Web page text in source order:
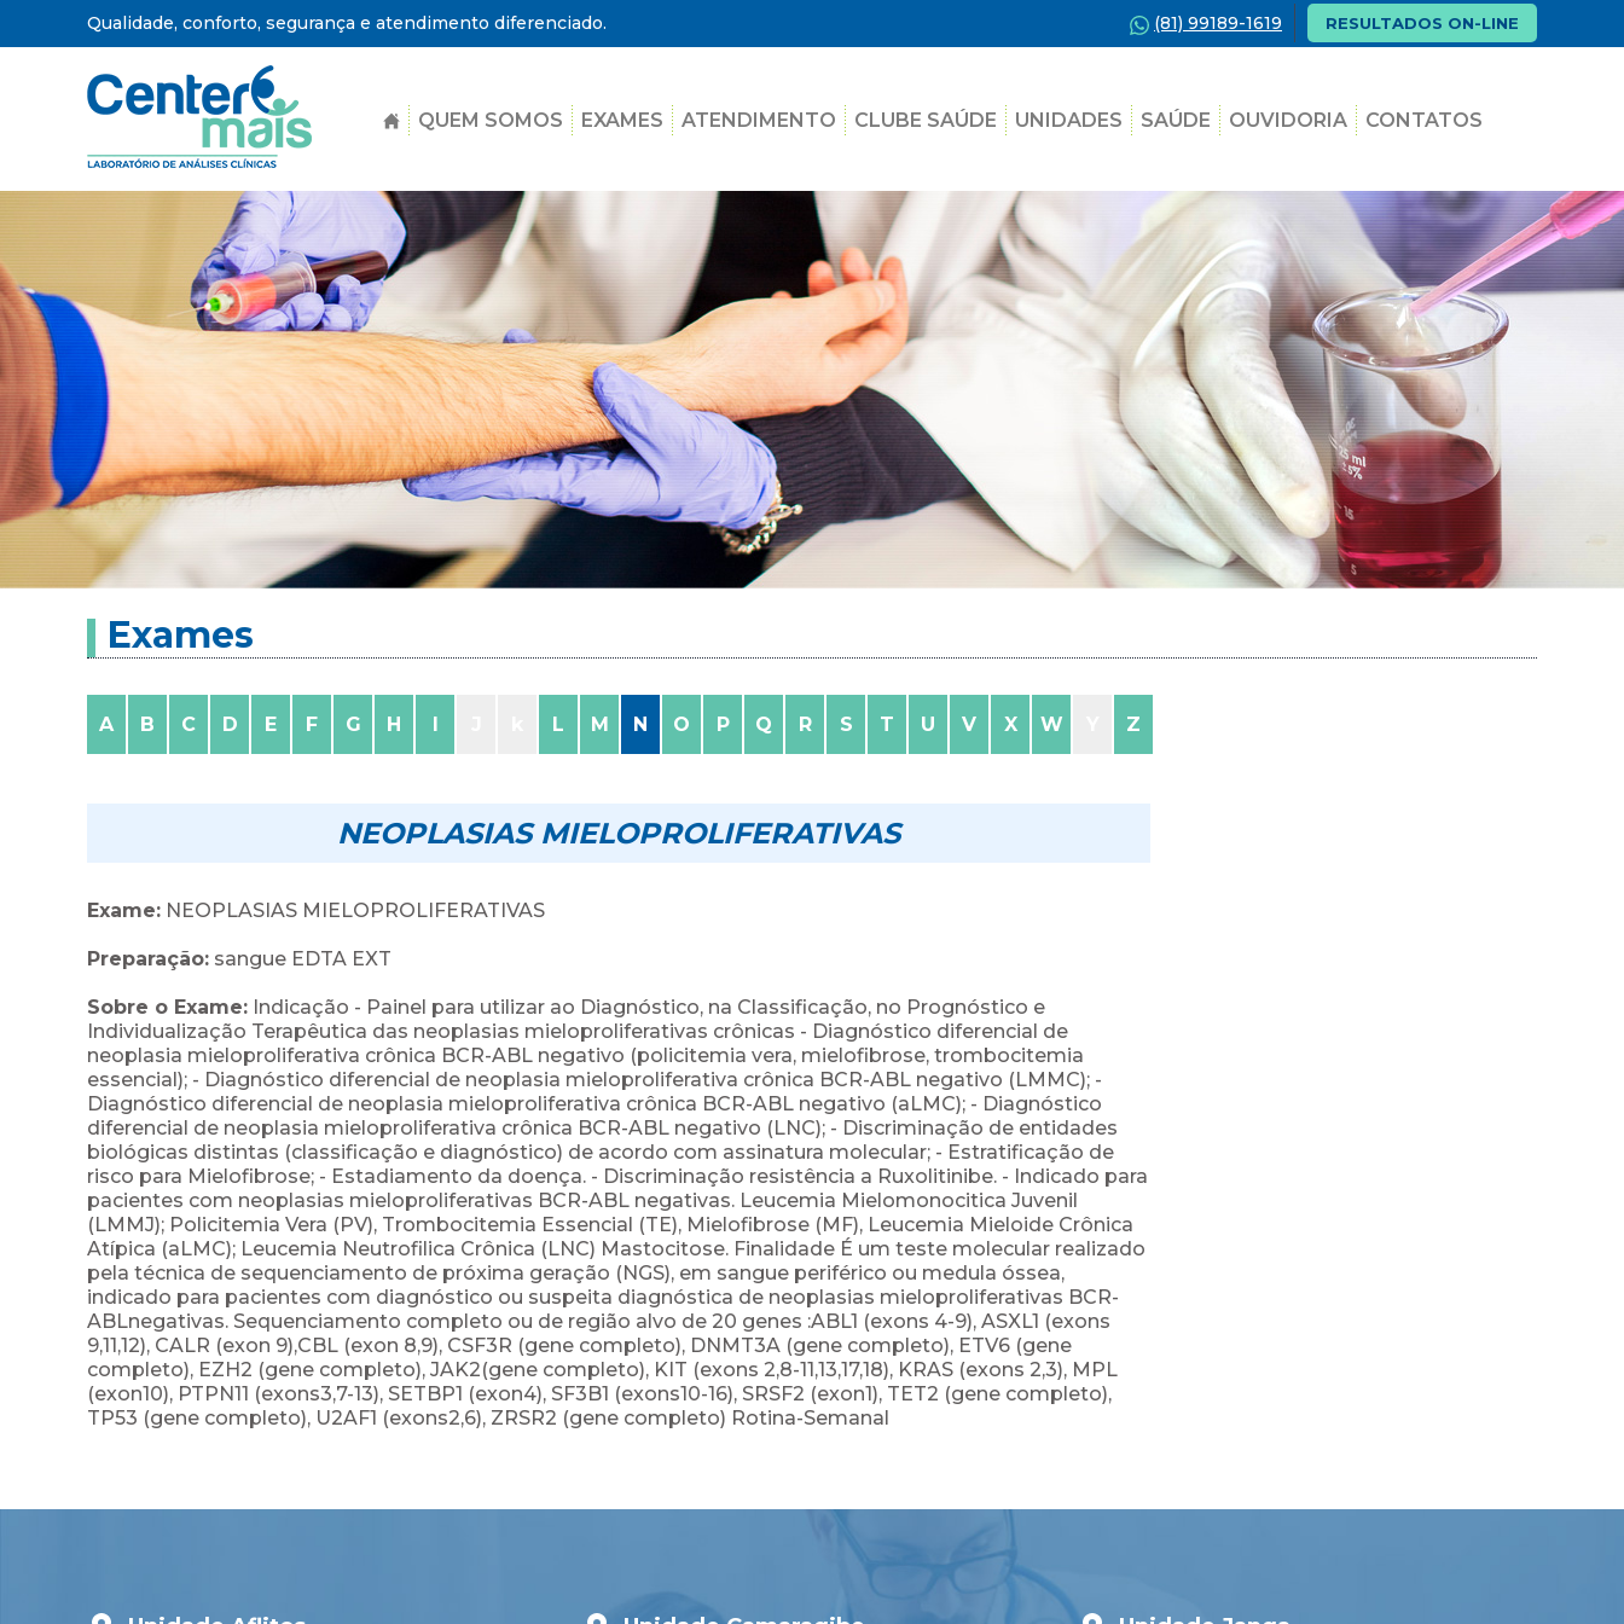
Qualidade, conforto, segurança e atendimento diferenciado. (81) 99189-1619 RESULTADOS ON-LINE
Clínicas
QUEM SOMOS EXAMES ATENDIMENTO CLUBE SAÚDE UNIDADES SAÚDE OUVIDORIA CONTATOS
Exames
A B C D E F G H I L M N O P Q R S T U V X W Z
NEOPLASIAS MIELOPROLIFERATIVAS
Exame: NEOPLASIAS MIELOPROLIFERATIVAS
Preparação: sangue EDTA EXT
Sobre o Exame: Indicação - Painel para utilizar ao Diagnóstico, na Classificação, no Prognóstico e
Individualização Terapêutica das neoplasias mieloproliferativas crônicas - Diagnóstico diferencial de
neoplasia mieloproliferativa crônica BCR-ABL negativo (policitemia vera, mielofibrose, trombocitemia
essencial); - Diagnóstico diferencial de neoplasia mieloproliferativa crônica BCR-ABL negativo (LMMC); -
Diagnóstico diferencial de neoplasia mieloproliferativa crônica BCR-ABL negativo (aLMC); - Diagnóstico
diferencial de neoplasia mieloproliferativa crônica BCR-ABL negativo (LNC); - Discriminação de entidades
biológicas distintas (classificação e diagnóstico) de acordo com assinatura molecular; - Estratificação de
risco para Mielofibrose; - Estadiamento da doença. - Discriminação resistência a Ruxolitinibe. - Indicado para
pacientes com neoplasias mieloproliferativas BCR-ABL negativas. Leucemia Mielomonocitica Juvenil
(LMMJ); Policitemia Vera (PV), Trombocitemia Essencial (TE), Mielofibrose (MF), Leucemia Mieloide Crônica
Atípica (aLMC); Leucemia Neutrofilica Crônica (LNC) Mastocitose. Finalidade É um teste molecular realizado
pela técnica de sequenciamento de próxima geração (NGS), em sangue periférico ou medula óssea,
indicado para pacientes com diagnóstico ou suspeita diagnóstica de neoplasias mieloproliferativas BCR-
ABLnegativas. Sequenciamento completo ou de região alvo de 20 genes :ABL1 (exons 4-9), ASXL1 (exons
9,11,12), CALR (exon 9),CBL (exon 8,9), CSF3R (gene completo), DNMT3A (gene completo), ETV6 (gene
completo), EZH2 (gene completo), JAK2(gene completo), KIT (exons 2,8-11,13,17,18), KRAS (exons 2,3), MPL
(exon10), PTPN11 (exons3,7-13), SETBP1 (exon4), SF3B1 (exons10-16), SRSF2 (exon1), TET2 (gene completo),
TP53 (gene completo), U2AF1 (exons2,6), ZRSR2 (gene completo) Rotina-Semanal